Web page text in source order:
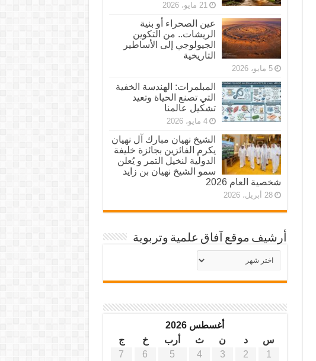
21 مايو، 2026
عين الصحراء أو بنية
الريشات.. من التكوين
الجيولوجي إلى الأساطير
التاريخية
5 مايو، 2026
المبلمرات: الهندسة الخفية
التي تصنع الحياة وتعيد
تشكيل عالمنا
4 مايو، 2026
الشيخ نهيان مبارك آل نهيان
يكرم الفائزين بجائزة خليفة
الدولية لنخيل التمر و يُعلن
سمو الشيخ نهيان بن زايد
شخصية العام 2026
28 أبريل، 2026
أرشيف موقع آفاق علمية وتربوية
أرشيف
موقع
أغسطس 2026
س
د ن ث أرب خ
ج
1
2
3
4
5
6
7